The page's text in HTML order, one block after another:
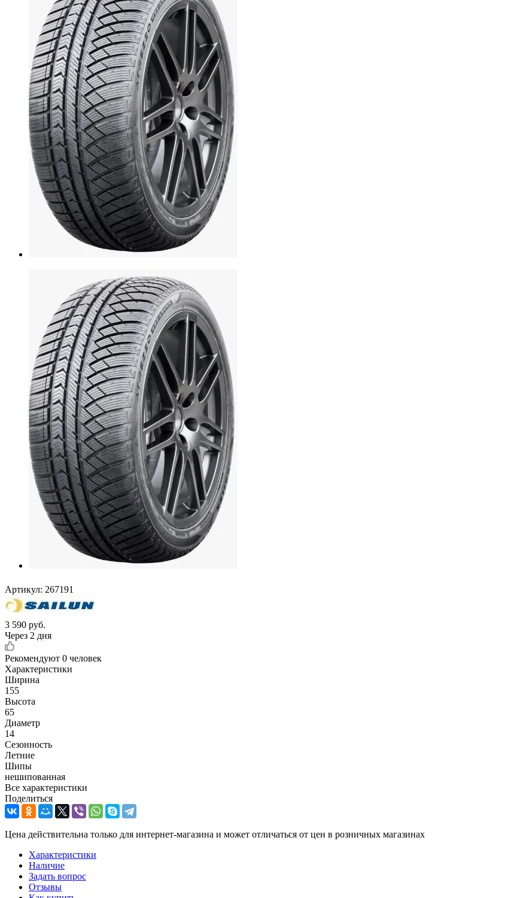
Артикул: 267191
3 590 руб.
Через 2 дня
Рекомендуют 0 человек
Характеристики
Ширина
155
Высота
65
Диаметр
14
Сезонность
Летние
Шипы
нешипованная
Все характеристики
Поделиться
Цена действительна только для интернет-магазина и может отличаться от цен в розничных магазинах
Характеристики
Наличие
Задать вопрос
Отзывы